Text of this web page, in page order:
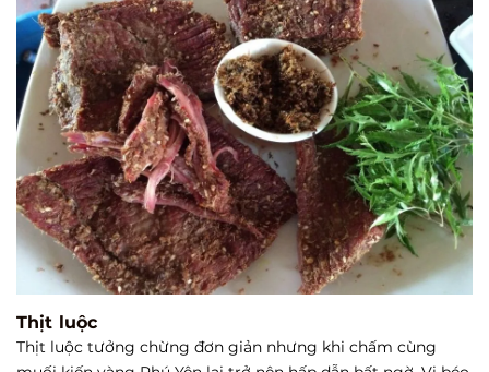
Thịt luộc
Thịt luộc tưởng chừng đơn giản nhưng khi chấm cùng